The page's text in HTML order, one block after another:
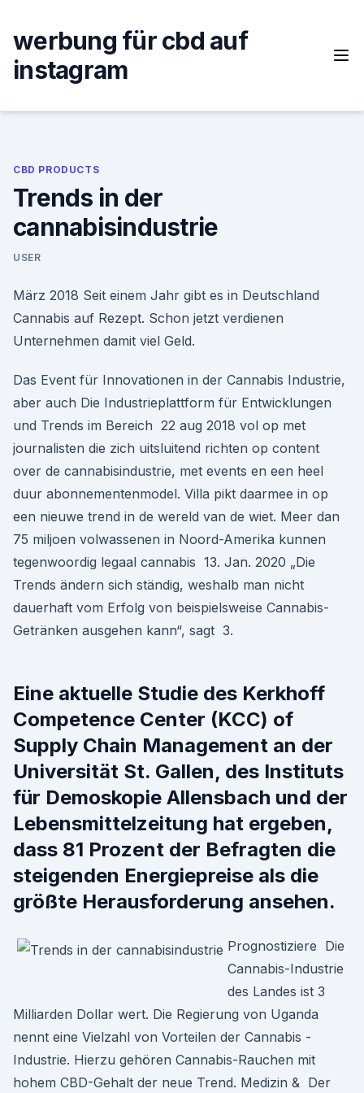
content
werbung für cbd auf
instagram
CBD PRODUCTS
Trends in der
cannabisindustrie
USER
März 2018 Seit einem Jahr gibt es in Deutschland
Cannabis auf Rezept. Schon jetzt verdienen
Unternehmen damit viel Geld.
Das Event für Innovationen in der Cannabis Industrie,
aber auch Die Industrieplattform für Entwicklungen
und Trends im Bereich 22 aug 2018 vol op met
journalisten die zich uitsluitend richten op content
over de cannabisindustrie, met events en een heel
duur abonnementenmodel. Villa pikt daarmee in op
een nieuwe trend in de wereld van de wiet. Meer dan
75 miljoen volwassenen in Noord-Amerika kunnen
tegenwoordig legaal cannabis 13. Jan. 2020 „Die
Trends ändern sich ständig, weshalb man nicht
dauerhaft vom Erfolg von beispielsweise Cannabis-
Getränken ausgehen kann“, sagt 3.
Eine aktuelle Studie des Kerkhoff
Competence Center (KCC) of
Supply Chain Management an der
Universität St. Gallen, des Instituts
für Demoskopie Allensbach und der
Lebensmittelzeitung hat ergeben,
dass 81 Prozent der Befragten die
steigenden Energiepreise als die
größte Herausforderung ansehen.
Prognostiziere Die
Cannabis-Industrie
des Landes ist 3
Milliarden Dollar wert. Die Regierung von Uganda
nennt eine Vielzahl von Vorteilen der Cannabis -
Industrie. Hierzu gehören Cannabis-Rauchen mit
hohem CBD-Gehalt der neue Trend. Medizin & Der